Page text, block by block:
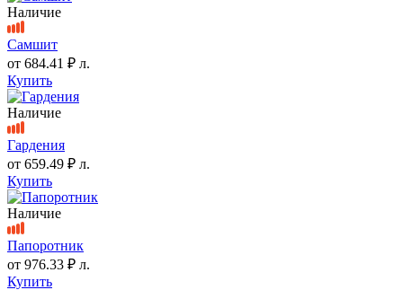
Наличие
Самшит
от 684.41 ₽ л.
Купить
Наличие
Гардения
от 659.49 ₽ л.
Купить
Наличие
Папоротник
от 976.33 ₽ л.
Купить